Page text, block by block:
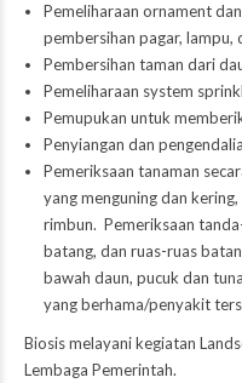
Pemeliharaan ornament
pembersihan pagar, lampu,
Pembersihan taman dari
Pemeliharaan system
Pemupukan untuk
Penyiangan dan
Pemeriksaan tanaman
yang menguning dan
rimbun. Pemeriksaan
batang, dan ruas-ruas
bawah daun, pucuk dan
yang berhama/penyakit
Biosis melayani kegiatan
Lembaga Pemerintah.